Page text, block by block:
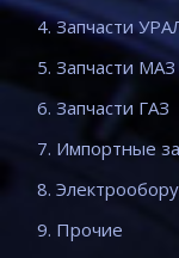
4. Запчасти
5. Запчасти МАЗ
6. Запчасти ГАЗ
7. Импортные
8.
9. Прочие